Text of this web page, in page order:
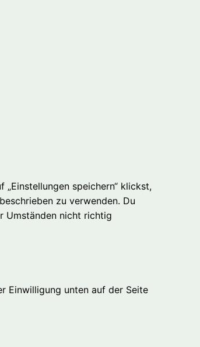
speichern“ klickst,
zu verwenden. Du
Umständen nicht richtig
Einwilligung unten auf der Seite